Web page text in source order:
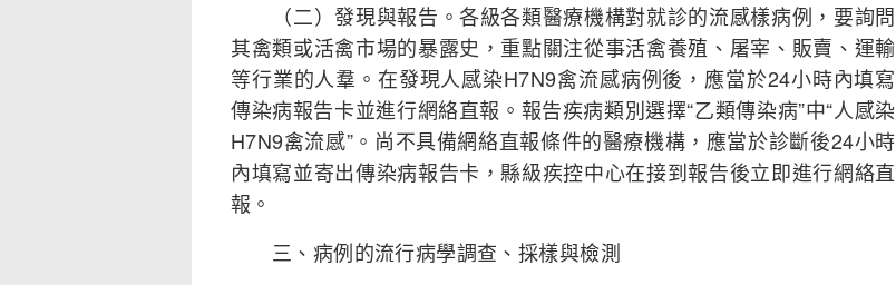
（二）發現與報告。各級各類醫療機構對就診的流感樣病例，要詢問
其禽類或活禽市場的暴露史，重點關注從事活禽養殖、屠宰、販賣、運輸
等行業的人羣。在發現人感染H7N9禽流感病例後，應當於24小時內填寫
傳染病報告卡並進行網絡直報。報告疾病類別選擇“乙類傳染病”中“人感染
H7N9禽流感”。尚不具備網絡直報條件的醫療機構，應當於診斷後24小時
內填寫並寄出傳染病報告卡，縣級疾控中心在接到報告後立即進行網絡直
報。
三、病例的流行病學調查、採樣與檢測